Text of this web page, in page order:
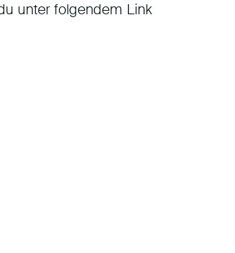
unter folgendem Link